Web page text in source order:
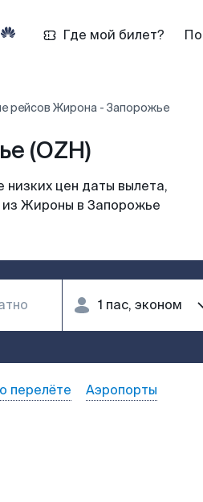
Где мой билет?
рейсов Жирона - Запорожье
(OZH)
цен даты вылета,
из Жироны в Запорожье
перелёте Аэропорты